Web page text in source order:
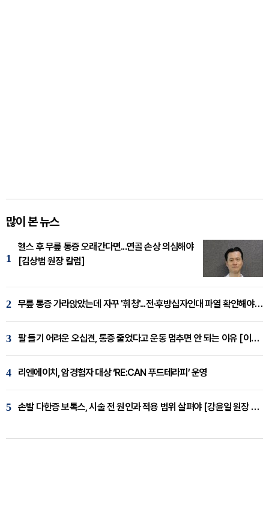
많이 본 뉴스
1
헬스 후 무릎 통증 오래간다면...연골 손상 의심해야
[김상범 원장 칼럼]
2 무릎 통증 가라앉았는데 자꾸 '휘청'...전·후방십자인대 파열 확인해야 [곽우경 원장 칼럼]
3 팔 들기 어려운 오십견, 통증 줄었다고 운동 멈추면 안 되는 이유 [이병욱 원장 칼럼]
4 리엔에이치, 암경험자 대상 ‘RE:CAN 푸드테라피’ 운영
5 손발 다한증 보톡스, 시술 전 원인과 적용 범위 살펴야 [강윤일 원장 칼럼]